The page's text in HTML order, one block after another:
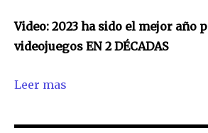
Video: 2023 ha sido el mejor año
videojuegos EN 2 DÉCADAS
Leer mas